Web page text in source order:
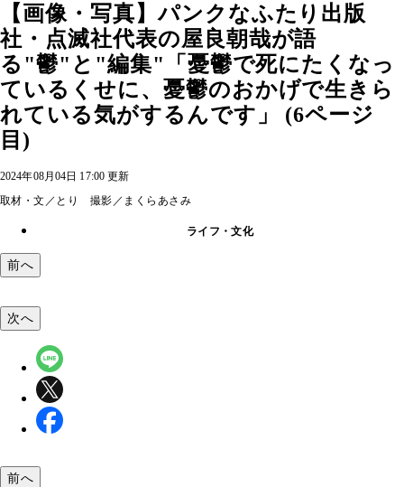
【画像・写真】パンクなふたり出版
社・点滅社代表の屋良朝哉が語
る"鬱"と"編集"「憂鬱で死にたくなっ
ているくせに、憂鬱のおかげで生きら
れている気がするんです」 (6ページ
目)
2024年08月04日 17:00 更新
取材・文／とり 撮影／まくらあさみ
ライフ・文化
前へ
次へ
前へ